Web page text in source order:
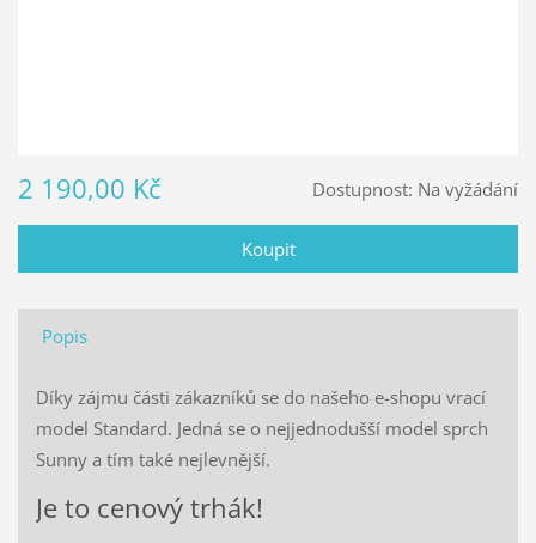
Dostupnost: Na vyžádání
2 190,00 Kč
Popis
Díky zájmu části zákazníků se do našeho e-shopu vrací
model Standard. Jedná se o nejjednodušší model sprch
Sunny a tím také nejlevnější.
Je to cenový trhák!